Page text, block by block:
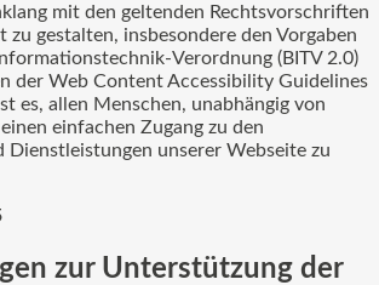
mit den geltenden Rechtsvorschriften
gestalten, insbesondere den Vorgaben
Verordnung (BITV 2.0)
der Web Content Accessibility Guidelines
es, allen Menschen, unabhängig von
einfachen Zugang zu den
Dienstleistungen unserer Webseite zu
zur Unterstützung der